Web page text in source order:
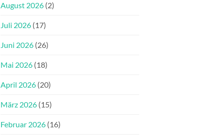
August 2026 (2)
Juli 2026 (17)
Juni 2026 (26)
Mai 2026 (18)
April 2026 (20)
März 2026 (15)
Februar 2026 (16)